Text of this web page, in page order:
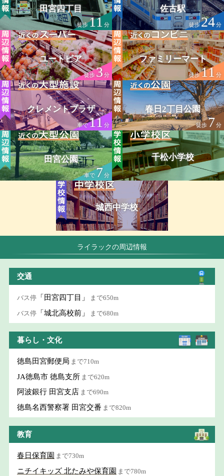
田宮四丁目
徒歩11 分
佐古駅
徒歩24分
ユートピア
徒歩3分
ファミリーマート
徒歩11 分
クレメントプラザ
車で11 分
春日2丁目公園
徒歩7分
田宮公園
車で7分
千松小学校
城西中学校
ライラックの周辺情報
交通
バス停 「田宮四丁目」 まで650m
バス停 「城北高校前」 まで680m
暮らし・文化
徳島田宮郵便局 まで710m
JA徳島市 徳島支所 まで620m
阿波銀行 田宮支店 まで690m
徳島名西警察署 田宮交番 まで820m
教育
春日保育園 まで730m
ニチイキッズ 北たみや保育園 まで780m